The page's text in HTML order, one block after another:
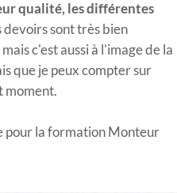
qualité, les différentes
devoirs sont très bien
c'est aussi à l'image de la
que je peux compter sur
moment.
pour la formation Monteur